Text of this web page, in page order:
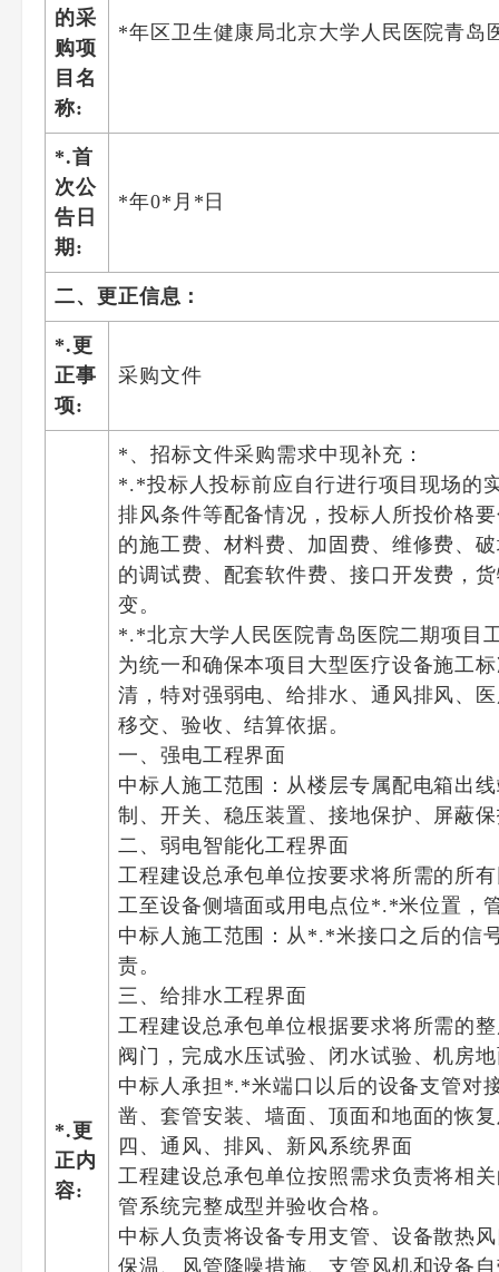
的采
购项
目名
称:
*年区卫生健康局北京大学人民医院青岛
*.首
次公
告日
期:
*年0*月*日
二、更正信息：
*.更
正事
项:
采购文件
*.更
正内
容:
*、招标文件采购需求中现补充：
*.*投标人投标前应自行进行项目现场的
排风条件等配备情况，投标人所投价格
的施工费、材料费、加固费、维修费、
的调试费、配套软件费、接口开发费，
变。
*.*北京大学人民医院青岛医院二期项目
为统一和确保本项目大型医疗设备施工
清，特对强弱电、给排水、通风排风、
移交、验收、结算依据。
一、强电工程界面
中标人施工范围：从楼层专属配电箱出
制、开关、稳压装置、接地保护、屏蔽
二、弱电智能化工程界面
工程建设总承包单位按要求将所需的所
工至设备侧墙面或用电点位*.*米位置，
中标人施工范围：从*.*米接口之后的信
责。
三、给排水工程界面
工程建设总承包单位根据要求将所需的
阀门，完成水压试验、闭水试验、机房
中标人承担*.*米端口以后的设备支管对
凿、套管安装、墙面、顶面和地面的恢
四、通风、排风、新风系统界面
工程建设总承包单位按照需求负责将相
管系统完整成型并验收合格。
中标人负责将设备专用支管、设备散热
保温、风管降噪措施、支管风机和设备